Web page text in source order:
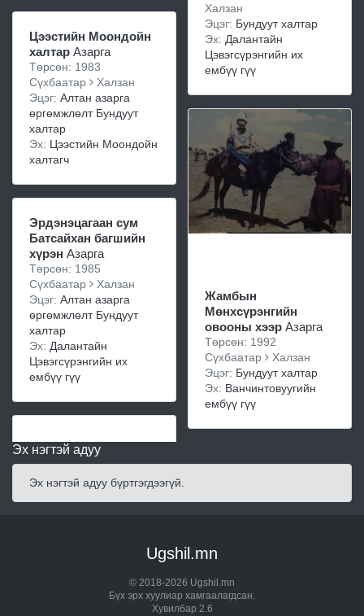
Цээстийн Моондойн
халтар Азарга
Төрсөн: 1983
Сүхбаатар
Халзан
Эцэг: Алтан азарга
өргөмжлөлт Бундуут
халтар
Эх: Цээстийн Моондойн
халтагч
Эрдэнэцагаан сум
Батсайхан багшийн
хүрэн Азарга
Төрсөн: 1985
Сүхбаатар
Халзан
Эцэг: Алтан азарга
өргөмжлөлт Бундуут
халтар
Эх: Далантайн
Цэвэгсүрэнгийн их
ембүү гүү
Халзан
Эцэг: Бундуут халтар
Эх: Далантайн
Цэвэгсүрэнгийн их
ембүү гүү
Жамбын
Мөнхсүрэнгийн
овооны хээр Азарга
Төрсөн: 1992
Сүхбаатар
Халзан
Эцэг: Бундуут халтар
Эх: Ванчинтовуугийн
ембүү гүү
Эх нэгтэй адуу
Эх нэгтэй адуу бүртгэгдээгүй.
Ugshil.mn
© 2018-2026 Ugshil.mn
Бүх эрх хуулиар хамгаалагдсан.
Хувилбар 2.6